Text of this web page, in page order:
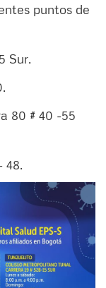
puntos de
Sur.
80 # 40 -55
48.